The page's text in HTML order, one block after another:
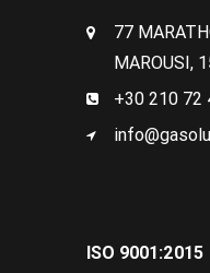
77
MAROUSI,
+30 210 72
ISO 9001:2015